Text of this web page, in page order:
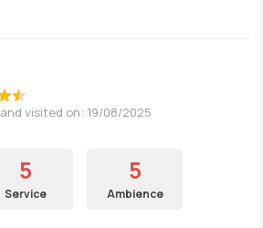
visited on: 19/08/2025
5
Service
5
Ambience